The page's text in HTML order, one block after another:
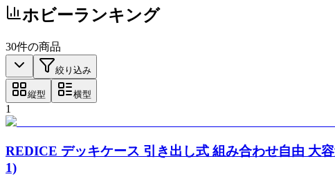
ホビーランキング
30件の商品
絞り込み
縦型 横型
1
REDICE デッキケース 引き出し式 組み合わせ自由 大
1)